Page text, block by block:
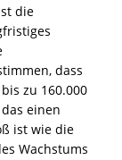
die
dass
zu 160.000
einen
ist wie die
Wachstums